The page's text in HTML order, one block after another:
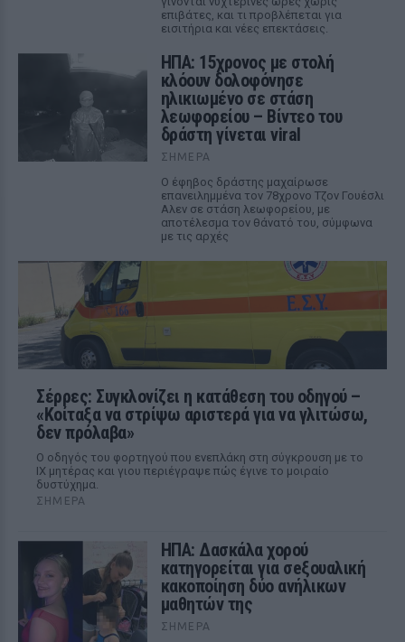
επιβάτες, και τι προβλέπεται για
εισιτήρια και νέες επεκτάσεις.
ΗΠΑ: 15χρονος με στολή
κλόουν δολοφόνησε
ηλικιωμένο σε στάση
λεωφορείου – Βίντεο του
δράστη γίνεται viral
ΣΉΜΕΡΑ
Ο έφηβος δράστης μαχαίρωσε
επανειλημμένα τον 78χρονο Τζον Γουέσλι
Αλεν σε στάση λεωφορείου, με
αποτέλεσμα τον θάνατό του, σύμφωνα
με τις αρχές
Σέρρες: Συγκλονίζει η κατάθεση του οδηγού –
«Κοίταξα να στρίψω αριστερά για να γλιτώσω,
δεν πρόλαβα»
Ο οδηγός του φορτηγού που ενεπλάκη στη σύγκρουση με το
ΙΧ μητέρας και γιου περιέγραψε πώς έγινε το μοιραίο
δυστύχημα.
ΣΉΜΕΡΑ
ΗΠΑ: Δασκάλα χορού
κατηγορείται για σeξουαλική
κακοποίηση δύο ανήλικων
μαθητών της
ΣΉΜΕΡΑ